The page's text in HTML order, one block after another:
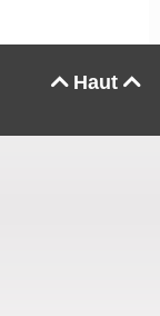
Haut 